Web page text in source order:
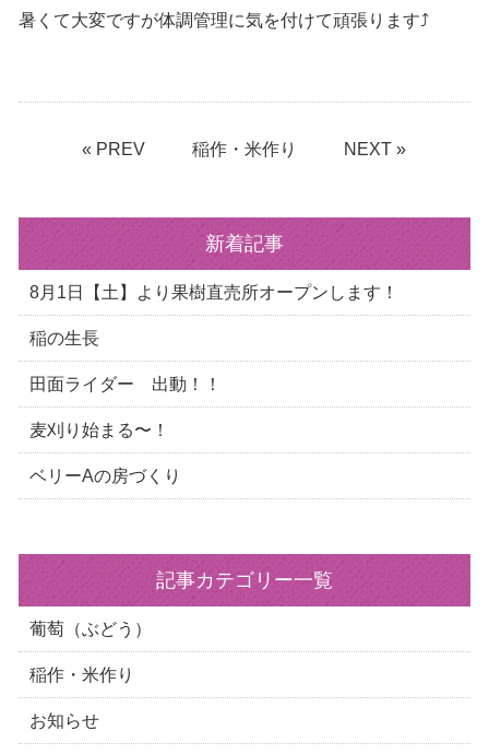
暑くて大変ですが体調管理に気を付けて頑張ります⤴
« PREV 稲作・米作り NEXT »
新着記事
8月1日【土】より果樹直売所オープンします！
稲の生長
田面ライダー 出動！！
麦刈り始まる〜！
ベリーAの房づくり
記事カテゴリー一覧
葡萄（ぶどう）
稲作・米作り
お知らせ